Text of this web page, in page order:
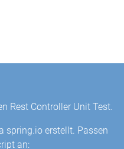
Rest Controller Unit Test.
spring.io erstellt. Passen
an: